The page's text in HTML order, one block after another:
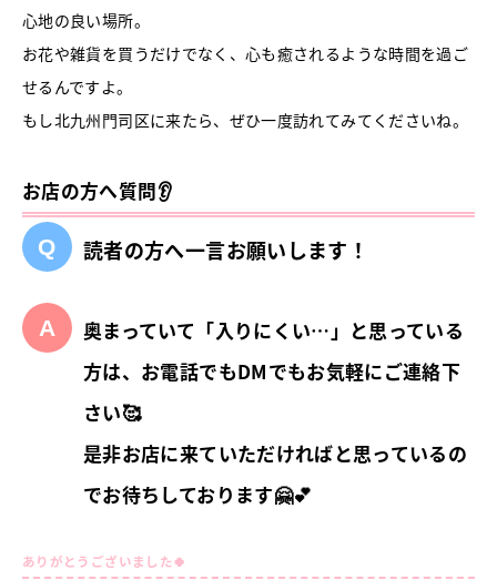
心地の良い場所。
お花や雑貨を買うだけでなく、心も癒されるような時間を過ご
せるんですよ。
もし北九州門司区に来たら、ぜひ一度訪れてみてくださいね。
お店の方へ質問👂
読者の方へ一言お願いします！
奥まっていて「入りにくい…」と思っている
方は、お電話でもDMでもお気軽にご連絡下
さい🥰
是非お店に来ていただければと思っているの
でお待ちしております🤗💕
ありがとうございました🍀